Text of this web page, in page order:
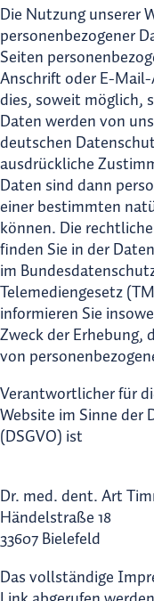
Die Nutzung unserer
personenbezogener
Seiten
Anschrift oder E-
dies, soweit möglich,
Daten werden von
deutschen
ausdrückliche
Daten sind dann
einer bestimmten
können. Die
finden Sie in der
im
Telemediengesetz
informieren Sie
Zweck der Erhebung,
von
Verantwortlicher für
Website im Sinne
(DSGVO) ist
Dr. med. dent. Art
Händelstraße 18
33607 Bielefeld
Das vollständige